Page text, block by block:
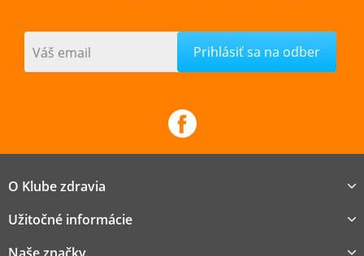
Váš email
O Klube zdravia
Užitočné informácie